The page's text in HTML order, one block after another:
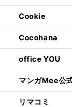
Cookie
Cocohana
office YOU
マンガMee公
リマコミ